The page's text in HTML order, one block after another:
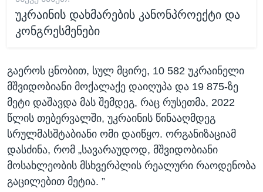
უკრაინის დახმარების კანონპროექტი და
კონგრესმენები
გაეროს ცნობით, სულ მცირე, 10 582 უკრაინელი
მშვიდობიანი მოქალაქე დაიღუპა და 19 875-ზე
მეტი დაშავდა მას შემდეგ, რაც რუსეთმა, 2022
წლის თებერვალში, უკრაინის წინააღმდეგ
სრულმასშტაბიანი ომი დაიწყო. ორგანიზაციამ
დასძინა, რომ „სავარაუდოდ, მშვიდობიანი
მოსახლეობის მსხვერპლის რეალური რაოდენობა
გაცილებით მეტია. ”